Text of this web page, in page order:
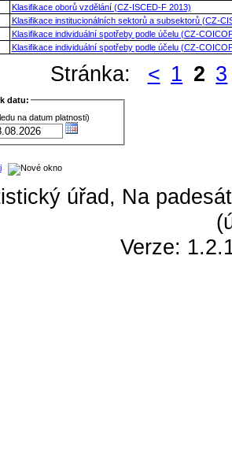
Klasifikace oborů vzdělání (CZ-ISCED-F 2013)
Klasifikace institucionálních sektorů a subsektorů (CZ-
Klasifikace individuální spotřeby podle účelu (CZ-
Klasifikace individuální spotřeby podle účelu (CZ-
Stránka: < 1 2 3
datu:
na datum platnosti)
úřad, Na
Verze: